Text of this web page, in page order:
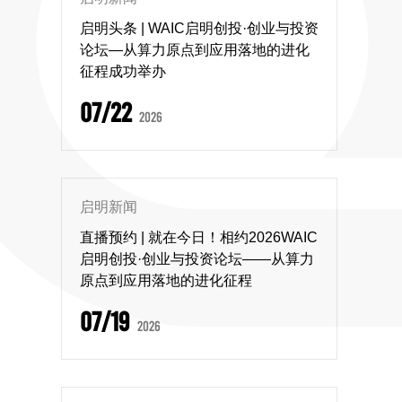
启明头条 | WAIC启明创投·创业与投资
论坛—从算力原点到应用落地的进化
征程成功举办
07/22 2026
启明新闻
直播预约 | 就在今日！相约2026WAIC
启明创投·创业与投资论坛——从算力
原点到应用落地的进化征程
07/19 2026